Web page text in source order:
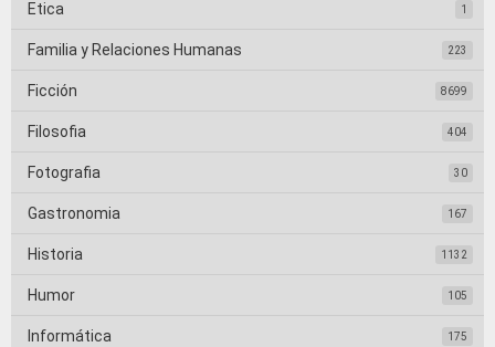
Etica 1
Familia y Relaciones Humanas 223
Ficción 8699
Filosofia 404
Fotografia 30
Gastronomia 167
Historia 1132
Humor 105
Informática 175